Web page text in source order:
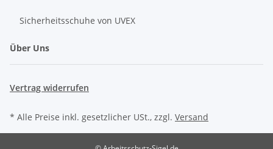
Sicherheitsschuhe von UVEX
Über Uns
Vertrag widerrufen
* Alle Preise inkl. gesetzlicher USt., zzgl. Versand